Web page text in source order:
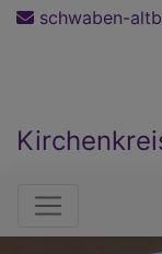
Direktschwaben-